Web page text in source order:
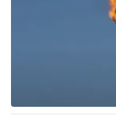
Thị trường